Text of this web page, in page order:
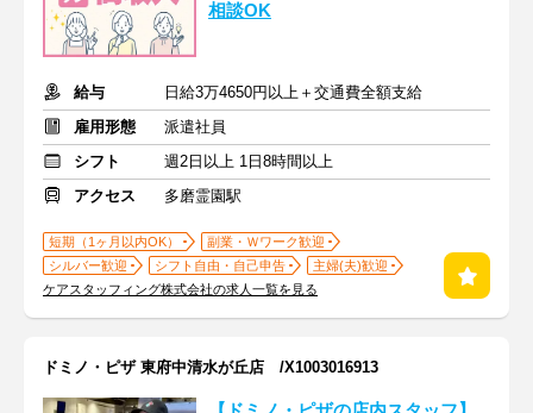
相談OK
給与
日給3万4650円以上＋交通費全額支給
雇用形態
派遣社員
シフト
週2日以上 1日8時間以上
アクセス
多磨霊園駅
短期（1ヶ月以内OK）
副業・Ｗワーク歓迎
シルバー歓迎
シフト自由・自己申告
主婦(夫)歓迎
ケアスタッフィング株式会社の求人一覧を見る
ドミノ・ピザ 東府中清水が丘店 /X1003016913